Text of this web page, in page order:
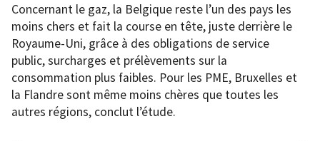
Concernant le gaz, la Belgique reste l’un des pays les
moins chers et fait la course en tête, juste derrière le
Royaume-Uni, grâce à des obligations de service
public, surcharges et prélèvements sur la
consommation plus faibles. Pour les PME, Bruxelles et
la Flandre sont même moins chères que toutes les
autres régions, conclut l’étude.